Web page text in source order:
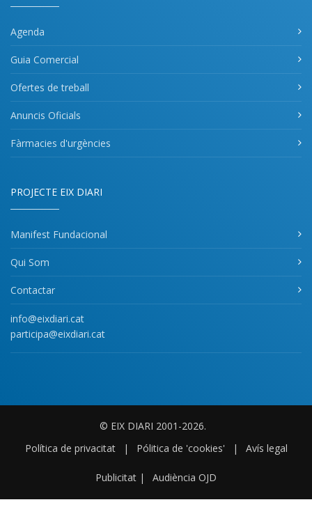
Agenda
Guia Comercial
Ofertes de treball
Anuncis Oficials
Fàrmacies d'urgències
PROJECTE EIX DIARI
Manifest Fundacional
Qui Som
Contactar
info@eixdiari.cat
participa@eixdiari.cat
© EIX DIARI 2001-2026.
Política de privacitat
| Pólitica de 'cookies' | Avís legal
Publicitat | Audiència OJD